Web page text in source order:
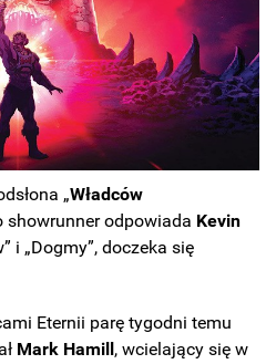
„Władców
showrunner odpowiada Kevin
i „Dogmy”, doczeka się
Eternii parę tygodni temu
Mark Hamill , wcielający się w